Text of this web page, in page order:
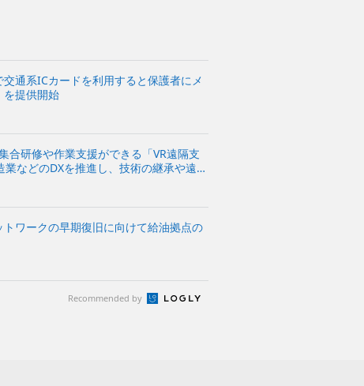
通系ICカードを利用すると保護者にメ
を提供開始
合研修や作業支援ができる「VR遠隔支
などのDXを推進し、技術の継承や遠隔
ワークの早期復旧に向けて給油拠点の
Recommended by